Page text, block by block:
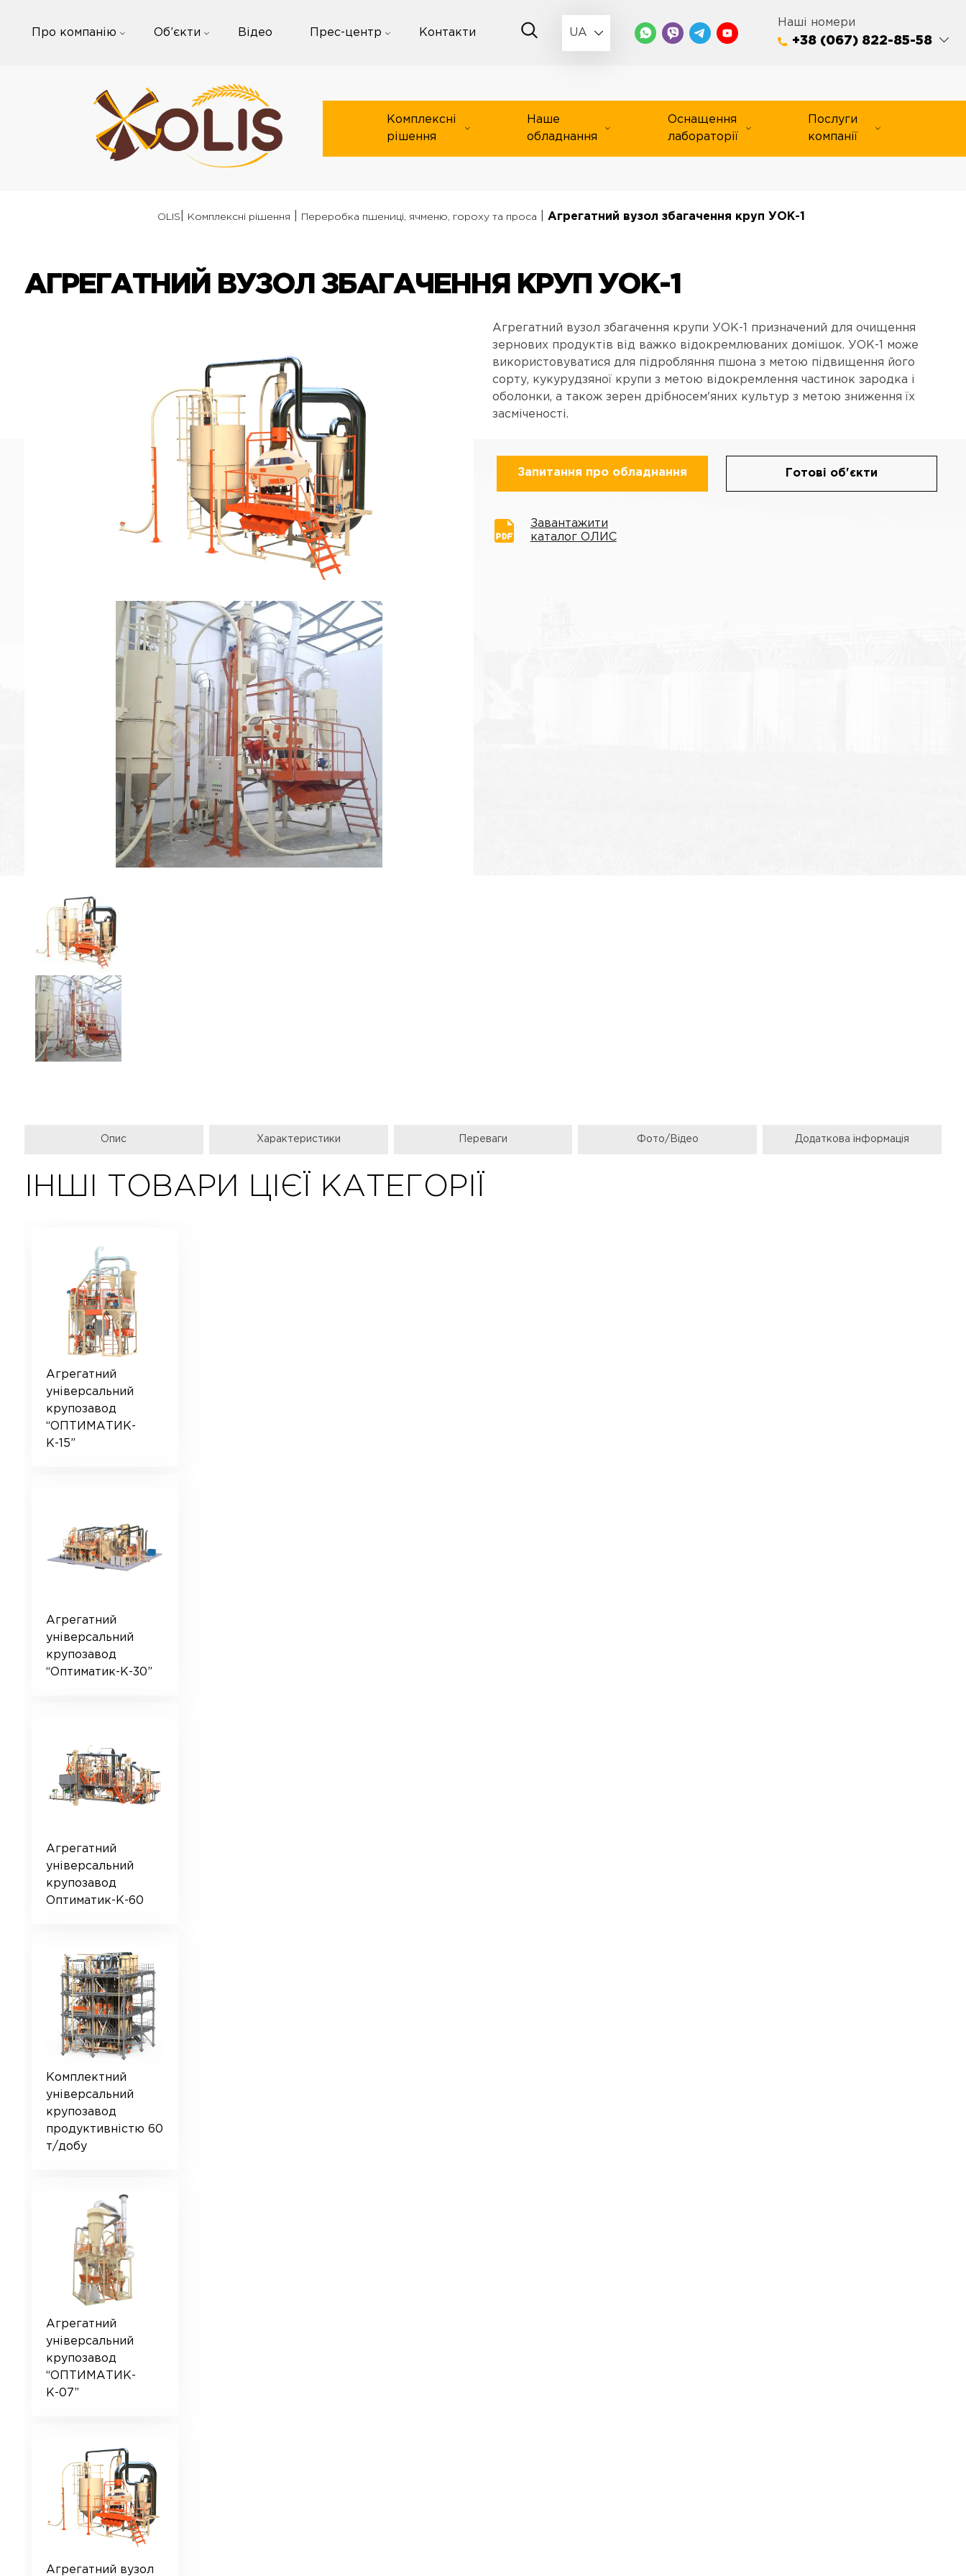
Про компанію Об’єкти Відео Прес-центр Контакти UA
Наші номери
+38 (067) 822-85-58
Комплексні
рішення
Наше
обладнання
Оснащення
лабораторії
Послуги
компанії
OLIS Комплексні рішення Переробка пшениці, ячменю, гороху та проса Агрегатний вузол збагачення круп УОК-1
АГРЕГАТНИЙ ВУЗОЛ ЗБАГАЧЕННЯ КРУП УОК-1
Агрегатний вузол збагачення крупи УОК-1 призначений для очищення
зернових продуктів від важко відокремлюваних домішок. УОК-1 може
використовуватися для підробляння пшона з метою підвищення його
сорту, кукурудзяної крупи з метою відокремлення частинок зародка і
оболонки, а також зерен дрібносем'яних культур з метою зниження їх
засміченості.
Запитання про обладнання Готові об'єкти
Завантажити
каталог ОЛИС
Опис Характеристики Переваги Фото/Відео Додаткова інформація
ІНШІ ТОВАРИ ЦІЄЇ КАТЕГОРІЇ
Агрегатний
універсальний
крупозавод
“ОПТИМАТИК-
К-15”
Агрегатний
універсальний
крупозавод
“Оптиматик-К-30”
Агрегатний
універсальний
крупозавод
Оптиматик-К-60
Комплектний
універсальний
крупозавод
продуктивністю 60
т/добу
Агрегатний
універсальний
крупозавод
“ОПТИМАТИК-
К-07”
Агрегатний вузол